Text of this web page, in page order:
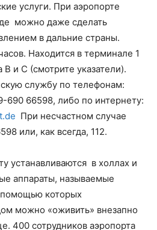
услуги. При аэропорте
можно даже сделать
в дальние страны.
Находится в терминале 1
и C (смотрите указатели).
службу по телефонам:
690 66598, либо по интернету:
При несчастном случае
или, как всегда, 112.
устанавливаются в холлах и
аппараты, называемые
которых
можно «оживить» внезапно
400 сотрудников аэропорта